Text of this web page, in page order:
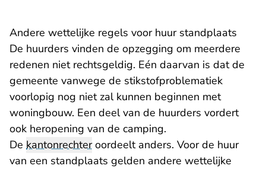
Andere wettelijke regels voor huur standplaats
De huurders vinden de opzegging om meerdere
redenen niet rechtsgeldig. Eén daarvan is dat de
gemeente vanwege de stikstofproblematiek
voorlopig nog niet zal kunnen beginnen met
woningbouw. Een deel van de huurders vordert
ook heropening van de camping.
De kantonrechteroordeelt anders. Voor de huur
van een standplaats gelden andere wettelijke